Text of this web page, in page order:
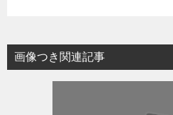
画像つき関連記事